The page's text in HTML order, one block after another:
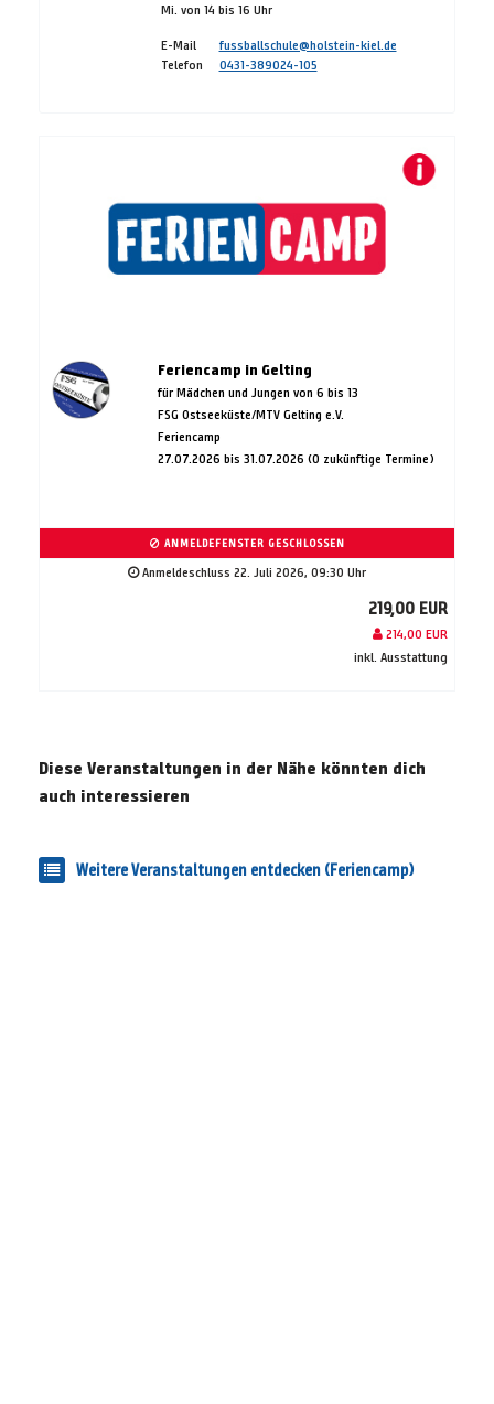
Mi. von 14 bis 16 Uhr
E-Mail
fussballschule@holstein-kiel.de
Telefon
0431-389024-105
Feriencamp in Gelting
für Mädchen und Jungen von 6 bis 13
FSG Ostseeküste/MTV Gelting e.V.
Feriencamp
27.07.2026 bis 31.07.2026 (0 zukünftige Termine)
ANMELDEFENSTER GESCHLOSSEN
Anmeldeschluss 22. Juli 2026, 09:30 Uhr
219,00 EUR
214,00 EUR
inkl. Ausstattung
Diese Veranstaltungen in der Nähe könnten dich
auch interessieren
Weitere Veranstaltungen entdecken (Feriencamp)